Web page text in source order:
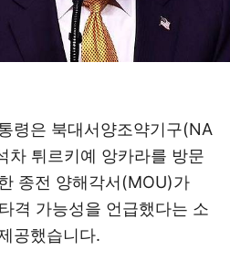
령은 북대서양조약기구(NA
차 튀르키예 앙카라를 방문
종전 양해각서(MOU)가
격 가능성을 언급했다는 소
공했습니다.